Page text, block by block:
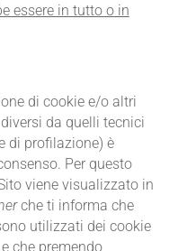
essere in tutto o in
di cookie e/o altri
da quelli tecnici
di profilazione) è
Per questo
viene visualizzato in
che ti informa che
utilizzati dei cookie
che premendo